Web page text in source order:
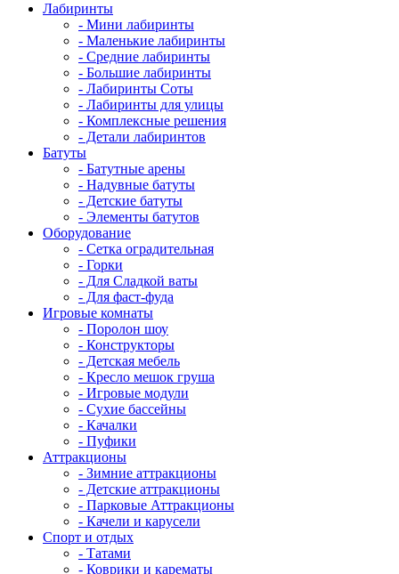
Лабиринты
- Мини лабиринты
- Маленькие лабиринты
- Средние лабиринты
- Большие лабиринты
- Лабиринты Соты
- Лабиринты для улицы
- Комплексные решения
- Детали лабиринтов
Батуты
- Батутные арены
- Надувные батуты
- Детские батуты
- Элементы батутов
Оборудование
- Сетка оградительная
- Горки
- Для Сладкой ваты
- Для фаст-фуда
Игровые комнаты
- Поролон шоу
- Конструкторы
- Детская мебель
- Кресло мешок груша
- Игровые модули
- Сухие бассейны
- Качалки
- Пуфики
Аттракционы
- Зимние аттракционы
- Детские аттракционы
- Парковые Аттракционы
- Качели и карусели
Спорт и отдых
- Татами
- Коврики и карематы